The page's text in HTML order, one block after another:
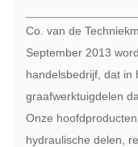
Co. van de
September 2013
handelsbedrijf, dat in
graafwerktuigdelen
Onze
hydraulische delen,